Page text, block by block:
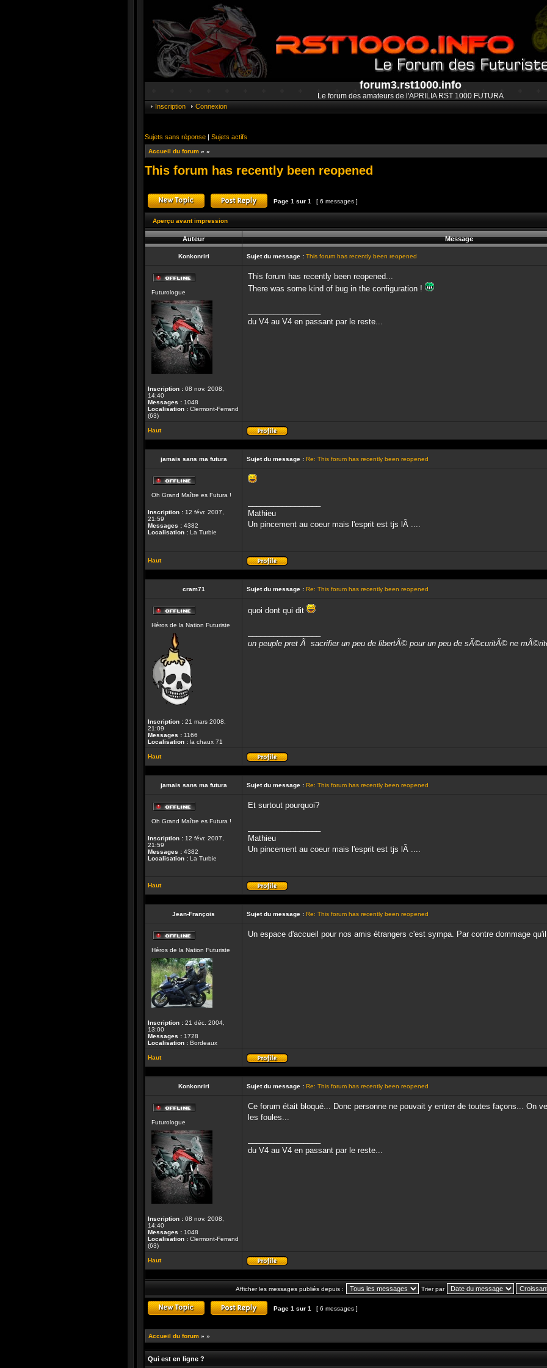
forum3.rst1000.info
Le forum des amateurs de l'APRILIA RST 1000 FUTURA
Inscription Connexion
Sujets sans réponse | Sujets actifs
Accueil du forum » »
This forum has recently been reopened
Publier un nouveau sujetRépondre au sujet
Page 1 sur 1 [ 6 messages ]
Aperçu avant impression
Auteur Message
Konkonriri Sujet du message : This forum has recently been reopened
Futurologue
Inscription : 08 nov. 2008,
14:40
Messages : 1048
Localisation : Clermont-Ferrand
(63)
This forum has recently been reopened...
There was some kind of bug in the configuration !
du V4 au V4 en passant par le reste...
Haut
Profil
jamais sans ma futura Sujet du message : Re: This forum has recently been reopened
ligne
Oh Grand Maître es Futura !
Inscription : 12 févr. 2007,
21:59
Messages : 4382
Localisation : La Turbie
Mathieu
Un pincement au coeur mais l'esprit est tjs lÃ ....
Haut
Profil
cram71 Sujet du message : Re: This forum has recently been reopened
ligne
Héros de la Nation Futuriste
Inscription : 21 mars 2008,
21:09
Messages : 1166
Localisation : la chaux 71
quoi dont qui dit
un peuple pret Ã sacrifier un peu de libertÃ© pour un peu de sÃ©curitÃ© ne
Haut
Profil
jamais sans ma futura Sujet du message : Re: This forum has recently been reopened
ligne
Oh Grand Maître es Futura !
Inscription : 12 févr. 2007,
21:59
Messages : 4382
Localisation : La Turbie
Et surtout pourquoi?
Mathieu
Un pincement au coeur mais l'esprit est tjs lÃ ....
Haut
Profil
Jean-François Sujet du message : Re: This forum has recently been reopened
ligne
Héros de la Nation Futuriste
Inscription : 21 déc. 2004,
13:00
Messages : 1728
Localisation : Bordeaux
Un espace d'accueil pour nos amis étrangers c'est sympa. Par contre dommage
Haut
Profil
Konkonriri Sujet du message : Re: This forum has recently been reopened
Futurologue
Inscription : 08 nov. 2008,
14:40
Messages : 1048
Localisation : Clermont-Ferrand
(63)
Ce forum était bloqué... Donc personne ne pouvait y entrer de toutes façons... On
les foules...
du V4 au V4 en passant par le reste...
Haut
Profil
Afficher les messages publiés depuis : Trier par
Page 1 sur 1 [ 6 messages ]
Accueil du forum » »
Qui est en ligne ?